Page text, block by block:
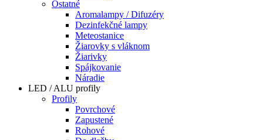
Ostatné
Aromalampy / Difuzéry
Dezinfekčné lampy
Meteostanice
Žiarovky s vláknom
Žiarivky
Spájkovanie
Náradie
LED / ALU profily
Profily
Povrchové
Zapustené
Rohové